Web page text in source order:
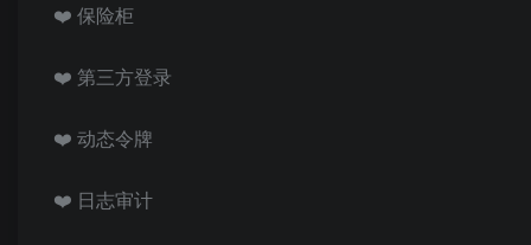
❤️ 保险柜
❤️ 第三方登录
❤️ 动态令牌
❤️ 日志审计